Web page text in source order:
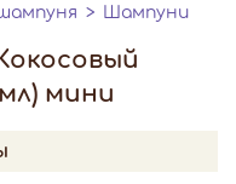
Шампуни
мини